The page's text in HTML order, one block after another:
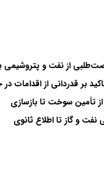
از نفت و پتروشیمی
بر قدردانی از اقدامات
تأمین سوخت تا بازسازی
و گاز تا اطلاع ثانوی